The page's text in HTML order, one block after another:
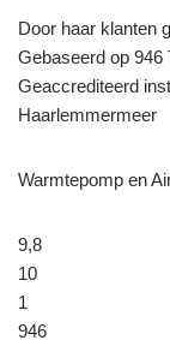
Door haar klanten
Gebaseerd op
Geaccrediteerd
Haarlemmermeer
Warmtepomp en
9,8
10
1
946